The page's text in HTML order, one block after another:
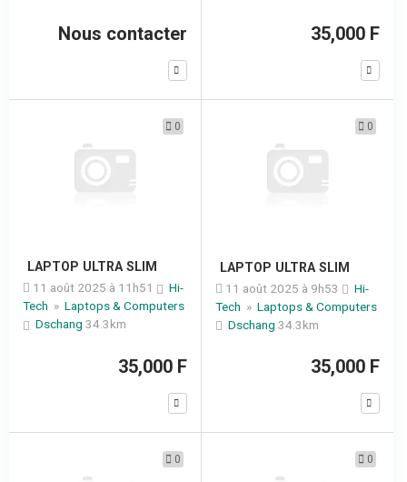
Nous contacter 35,000 F
0
LAPTOP ULTRA SLIM
11 août 2025 à 11h51
Hi-
Tech » Laptops & Computers
Dschang 34.3km
35,000 F
0
LAPTOP ULTRA SLIM
11 août 2025 à 9h53
Hi-
Tech » Laptops & Computers
Dschang 34.3km
35,000 F
0 0